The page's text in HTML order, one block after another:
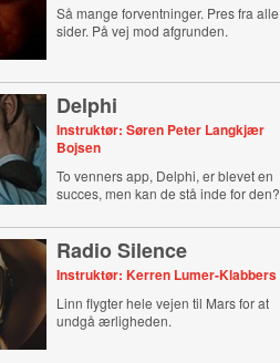
Så mange forventninger. Pres fra alle
sider. På vej mod afgrunden.
Delphi
Instruktør: Søren Peter Langkjær
Bojsen
To venners app, Delphi, er blevet en
succes, men kan de stå inde for den?
Radio Silence
Instruktør: Kerren Lumer-Klabbers
Linn flygter hele vejen til Mars for at
undgå ærligheden.